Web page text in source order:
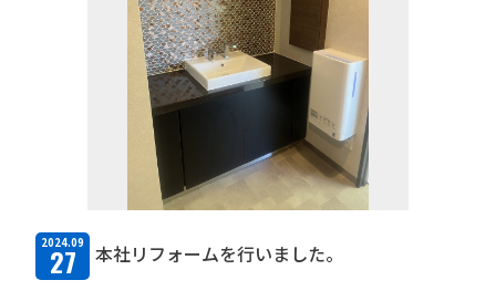
取扱商品・メーカー
取扱メーカー一覧
2024.09
27 本社リフォームを行いました。